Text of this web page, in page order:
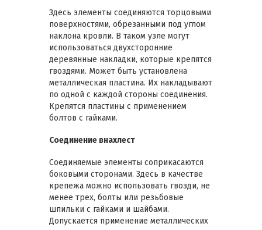
Здесь элементы соединяются торцовыми
поверхностями, обрезанными под углом
наклона кровли. В таком узле могут
использоваться двухсторонние
деревянные накладки, которые крепятся
гвоздями. Может быть установлена
металлическая пластина. Их накладывают
по одной с каждой стороны соединения.
Крепятся пластины с применением
болтов с гайками.
Соединение внахлест
Соединяемые элементы соприкасаются
боковыми сторонами. Здесь в качестве
крепежа можно использовать гвозди, не
менее трех, болты или резьбовые
шпильки с гайками и шайбами.
Допускается применение металлических